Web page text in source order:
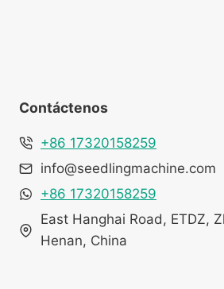
Contáctenos
+86 17320158259
info@seedlingmachine.com
+86 17320158259
East Hanghai Road, ETDZ,
Henan, China